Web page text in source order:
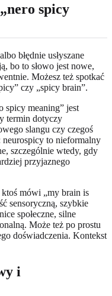
spicy
błędnie usłyszane
bo to słowo jest nowe,
Możesz też spotkać
czy „spicy brain”.
spicy meaning” jest
termin dotyczy
slangu czy czegoś
to nieformalny
szczególnie wtedy, gdy
przyjaznego
mówi „my brain is
sensoryczną, szybkie
społeczne, silne
Może też po prostu
doświadczenia. Kontekst
i